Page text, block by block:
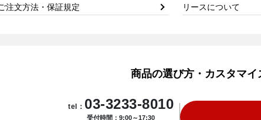
注文方法・保証規定 リースについて
商品の選び方・カスタマイ
tel： 03-3233-8010
受付時間：9:00～17:30